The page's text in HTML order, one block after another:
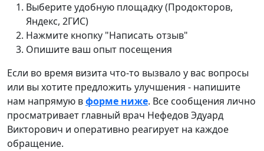
Выберите удобную площадку (Продокторов,
Яндекс, 2ГИС)
Нажмите кнопку "Написать отзыв"
Опишите ваш опыт посещения
Если во время визита что-то вызвало у вас вопросы
или вы хотите предложить улучшения - напишите
нам напрямую вформе ниже. Все сообщения лично
просматривает главный врач Нефедов Эдуард
Викторович и оперативно реагирует на каждое
обращение.